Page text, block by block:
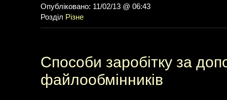
Опубліковано: 11/02/13 @ 06:43
Розділ Різне
Способи заробітку за
файлообмінників